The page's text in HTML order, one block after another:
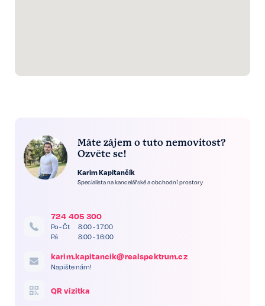
Máte zájem o tuto nemovitost?
Ozvěte se!
Karim Kapitančík
Specialista na kancelářské a obchodní prostory
724 405 300
Po - Čt
8:00 - 17:00
Pá
8:00 - 16:00
karim.kapitancik@realspektrum.cz
Napište nám!
QR vizitka